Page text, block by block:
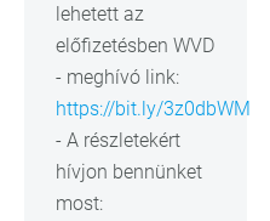
lehetett az
előfizetésben WVD
- meghívó link:
https://bit.ly/3z0dbWM
- A részletekért
hívjon bennünket
most: